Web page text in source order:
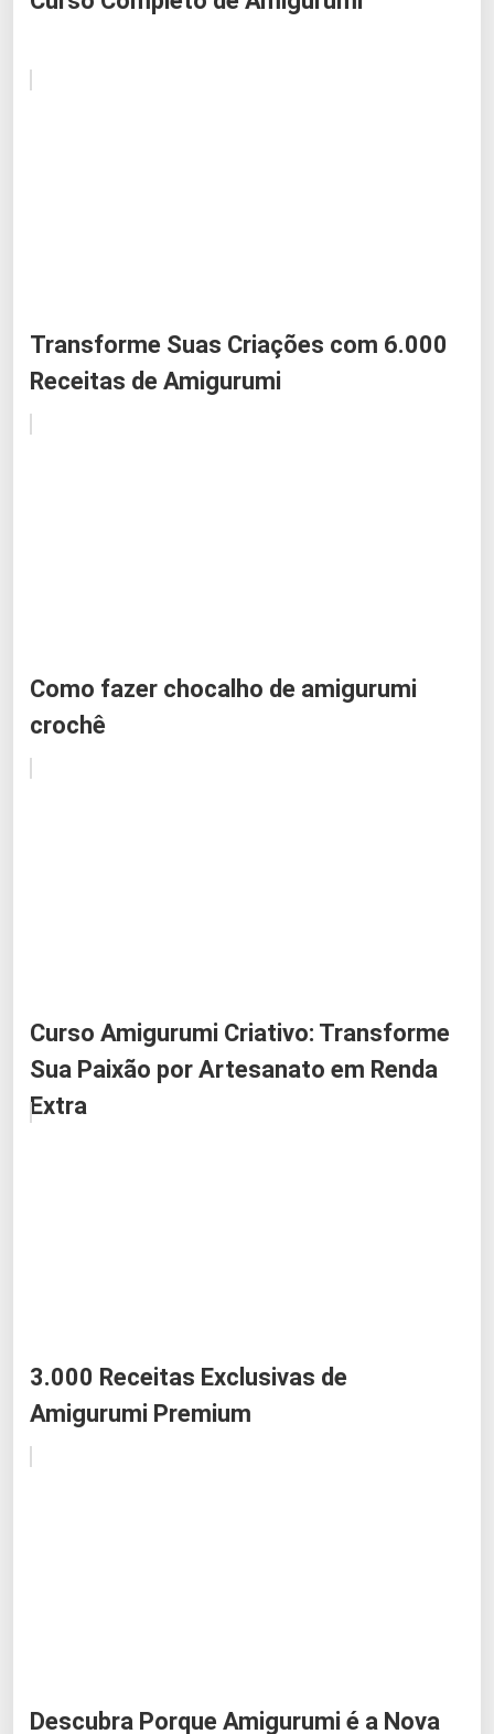
Transforme Suas Criações com 6.000
Receitas de Amigurumi
Como fazer chocalho de amigurumi
crochê
Curso Amigurumi Criativo: Transforme
Sua Paixão por Artesanato em Renda
Extra
3.000 Receitas Exclusivas de
Amigurumi Premium
Descubra Porque Amigurumi é a Nova